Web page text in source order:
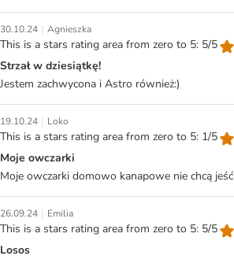
30.10.24 | Agnieszka
This is a stars rating area from zero to 5: 5/5
Strzał w dziesiątkę!
Jestem zachwycona i Astro również:)
19.10.24 | Loko
This is a stars rating area from zero to 5: 1/5
Moje owczarki
Moje owczarki domowo kanapowe nie chcą jeść
26.09.24 | Emilia
This is a stars rating area from zero to 5: 5/5
Losos